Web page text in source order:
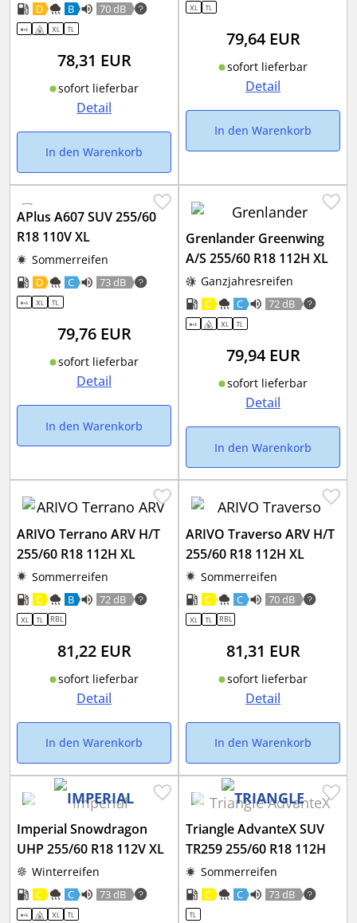
D B 70 dB
78,31 EUR
sofort lieferbar
Detail
In den Warenkorb
79,64EUR
sofort lieferbar
Detail
In den Warenkorb
APlus A607 SUV 255/60
R18 110V XL
Sommerreifen
D C 73 dB
79,76EUR
sofort lieferbar
Detail
In den Warenkorb
Grenlander Greenwing
A/S 255/60 R18 112H XL
Ganzjahresreifen
C C 72 dB
79,94EUR
sofort lieferbar
Detail
In den Warenkorb
ARIVO Terrano ARV H/T
255/60 R18 112H XL
Sommerreifen
C B 72 dB
RBL
81,22EUR
sofort lieferbar
Detail
In den Warenkorb
ARIVO Traverso ARV H/T
255/60 R18 112H XL
Sommerreifen
C C 70 dB
RBL
81,31 EUR
sofort lieferbar
Detail
In den Warenkorb
Imperial Snowdragon
UHP 255/60 R18 112V XL
Winterreifen
C C 73 dB
Triangle AdvanteX SUV
TR259 255/60 R18 112H
Sommerreifen
C C 73 dB